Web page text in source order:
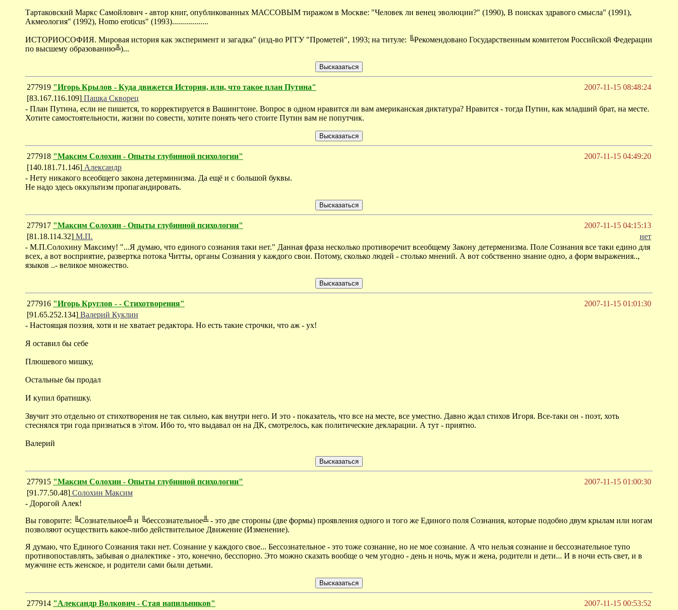
Тартаковский Маркс Самойлович - автор книг, опубликованных МАССОВЫМ тиражом в Москве: "Человек ли венец эволюции?" (1990), В поисках здравого смысла" (1991),
Акмеология" (1992), Homo eroticus" (1993)..................
ИСТОРИОСОФИЯ. Мировая история как эксперимент и загадка" (изд-во РГГУ "Прометей", 1993; на титуле: ╚Рекомендовано Государственным комитетом Российской Федерации
по высшему образованию╩)...
277919 "Игорь Крылов - Куда движется История, или, что такое план Путина"
2007-11-15 08:48:24
[83.167.116.109] Пашка Скворец
- План Путина, если не пишется, то корректируется в Вашингтоне. Вопрос в одном нравится ли вам американская диктатура? Нравится - тогда Путин, как младший брат, на месте.
Хотите самостоятельности, жизни по совести, хотите понять чего стоите Путин вам не попутчик.
277918 "Максим Солохин - Опыты глубинной психологии"
2007-11-15 04:49:20
[140.181.71.146] Александр
- Нету никакого всеобщего закона детерминизма. Да ещё и с большой буквы.
Не надо здесь оккультизм пропагандировать.
277917 "Максим Солохин - Опыты глубинной психологии"
2007-11-15 04:15:13
[81.18.114.32] М.П.
нет
- М.П.Солохину Максиму! "...Я думаю, что единого сознания таки нет." Данная фраза несколько противоречит всеобщему Закону детерменизма. Поле Сознания все таки едино для
всех, а вот восприятие, развертка потока Читты, органы Сознания у каждого свои. Потому, сколько людей - столько мнений. А вот собственно знание одно, а форм выражения..,
языков ..- великое множество.
277916 "Игорь Круглов - - Стихотворения"
2007-11-15 01:01:30
[91.65.252.134] Валерий Куклин
- Настоящая поэзия, хотя и не хватает редактора. Но есть такие строчки, что аж - ух!
Я оставил бы себе
Плюшевого мишку,
Остальные бы продал
И купил братишку.
Звучит это отдельно от стихотворения не так сильно, как внутри него. И это - показатель, что все на месте, все уместно. Давно ждал стихов Игоря. Все-таки он - поэт, хоть
стеснялся три года признаться в э\том. Ибо то, что выдавал он на ДК, смотрелось, как политические декларации. А тут - приятно.
Валерий
277915 "Максим Солохин - Опыты глубинной психологии"
2007-11-15 01:00:30
[91.77.50.48] Солохин Максим
- Дорогой Алек!
Вы говорите: ╚Сознательное╩ и ╚бессознательное╩ - это две стороны (две формы) проявления одного и того же Единого поля Сознания, которые подобно двум крылам или ногам
позволяют осуществить какое-либо действительное Движение (Изменение).
Я думаю, что Единого Сознания таки нет. Сознание у каждого свое... Бессознательное - это тоже сознание, но не мое сознание. А что нельзя сознание и бессознательное тупо
противопоставлять, забывая о диалектике - это, конечно, бесспорно. Это можно сказать вообще о чем угодно - день и ночь, муж и жена, родители и дети... И в ночи есть свет, и в
мужчине есть женское, и родители сами были детьми.
277914 "Александр Волкович - Стая напильников"
2007-11-15 00:53:52